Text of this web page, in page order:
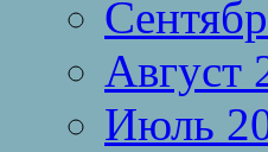
Август
Июль